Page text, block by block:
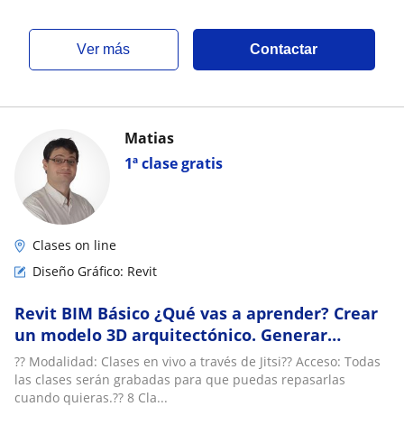
ver más Contactar
1ª clase gratis
Matias
Clases on line
Diseño Gráfico: Revit
Revit BIM Básico ¿Qué vas a aprender? Crear
un modelo 3D arquitectónico. Generar
documentación y planos técnicos
?? Modalidad: Clases en vivo a través de Jitsi?? Acceso: Todas
las clases serán grabadas para que puedas repasarlas
cuando quieras.?? 8 Cla...